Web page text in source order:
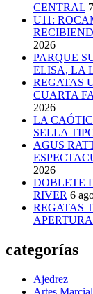
CENTRAL
U11:
2026
PARQUE
ELISA, LA
REGATAS
CUARTA
2026
LA
SELLA
AGUS
2026
DOBLETE
RIVER 6
REGATAS
categorías
Ajedrez
Artes